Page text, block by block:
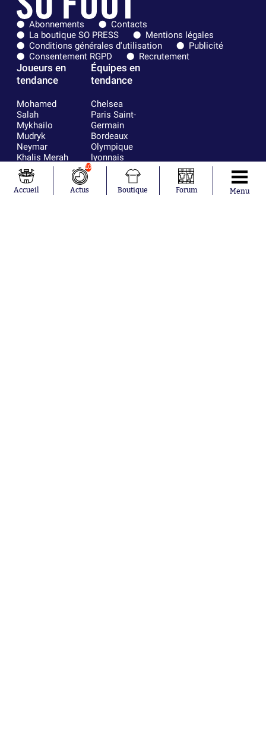
Abonnements
Contacts
La boutique SO PRESS
Mentions légales
Conditions générales d'utilisation
Publicité
Consentement RGPD
Recrutement
Joueurs en
tendance
Mohamed
Salah
Mykhailo
Mudryk
Neymar
Khalis Merah
Loïs Openda
Moussa
Niakhaté
Équipes en
tendance
Chelsea
Paris Saint-
Germain
Bordeaux
Olympique
lyonnais
FIFA
Real Madrid
RC Strasbourg
Accueil
10
Actus Boutique Forum Menu